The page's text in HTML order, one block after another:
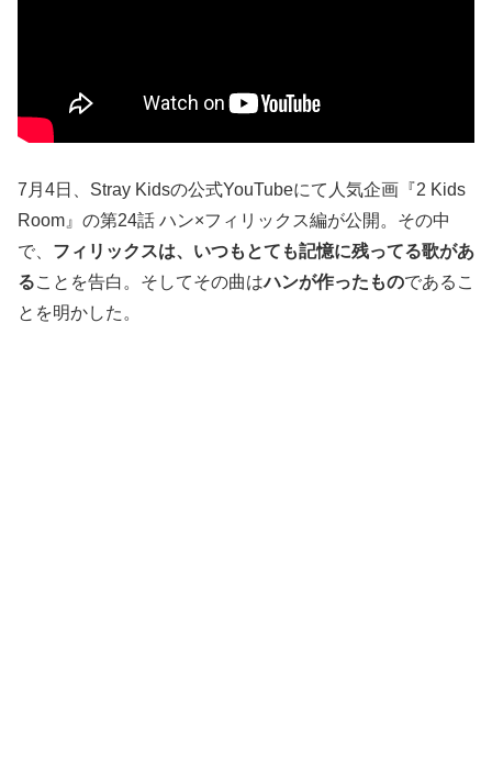
7月4日、Stray Kidsの公式YouTubeにて人気企画『2 Kids
Room』の第24話 ハン×フィリックス編が公開。その中
で、 フィリックスは、いつもとても記憶に残ってる歌があ
ることを告白。そしてその曲はハンが作ったものであるこ
とを明かした。